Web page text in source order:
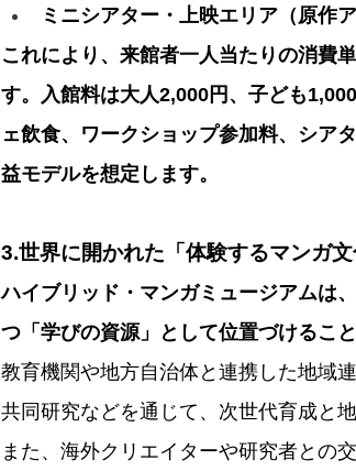
ミニシアター・上映エリア（原作
これにより、来館者一人当たりの消費
す。入館料は大人2,000円、子ども
ェ飲食、ワークショップ参加料、シア
益モデルを想定します。
3.世界に開かれた「体験するマンガ
ハイブリッド・マンガミュージアムは
つ「学びの資源」として位置づけるこ
教育機関や地方自治体と連携した地域
共同研究などを通じて、次世代育成と
また、海外クリエイターや研究者との